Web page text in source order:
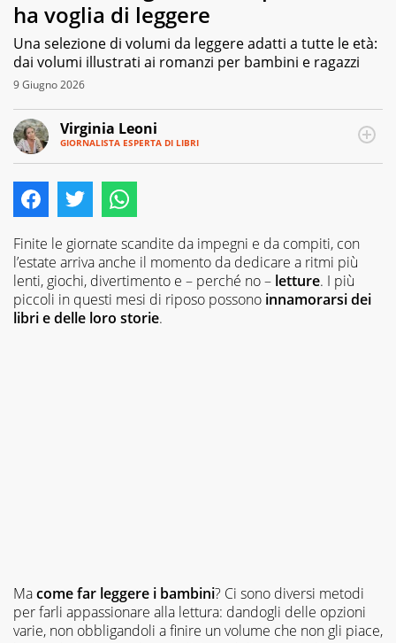
ha voglia di leggere
Una selezione di volumi da leggere adatti a tutte le età:
dai volumi illustrati ai romanzi per bambini e ragazzi
9 Giugno 2026
Virginia Leoni
GIORNALISTA ESPERTA DI LIBRI
MAIL
per
un
e
appassionata
di
libri,
ha
trasformato
interessi
diversi,
ama
Finite le giornate scandite da impegni e da compiti, con
l’estate arriva anche il momento da dedicare a ritmi più
lenti, giochi, divertimento e – perché no – letture. I più
piccoli in questi mesi di riposo possono innamorarsi dei
libri e delle loro storie.
Macome far leggere i bambini? Ci sono diversi metodi
per farli appassionare alla lettura: dandogli delle opzioni
varie, non obbligandoli a finire un volume che non gli piace,